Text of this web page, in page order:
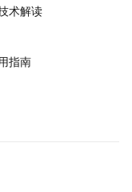
术解读
指南